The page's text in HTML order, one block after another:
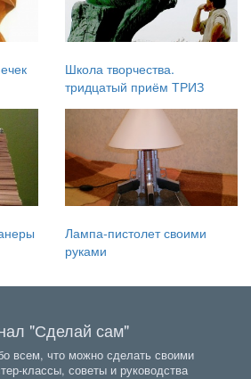
Школа творчества.
тридцатый приём ТРИЗ
Лампа-пистолет своими
руками
"Сделай сам"
всем, что можно сделать своими
классы, советы и руководства